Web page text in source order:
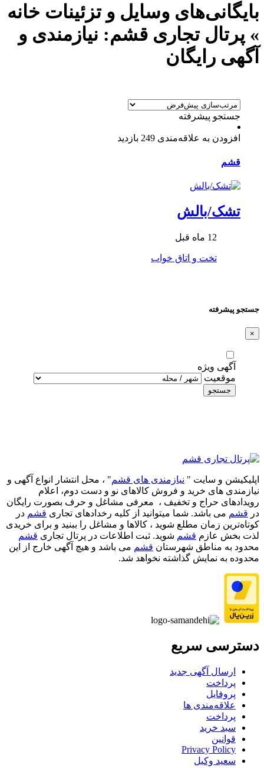
بایگانی‌های وسایل و تزئینات خانه
» پرتال تجاری قشم: نیازمندی و
آگهی رایگان
جستجو پیشرفته
افزودن به علاقه‌مندی 249 بازدید
قشم
تشک/بالش
12 ماه قبل
تخت و اتاق خواب
جستجو پیشرفته
×
آگهی ویژه
موقعیت
جستجو
اپلیکیشن و سایت " نیازمندی های قشم" ، محل انتشار انواع آگهی و
نیازمندی های خرید و فروش کالاهای نو و دست‌ دوم، اعلام
رویدادهای حراج و تخفیف ، معرفی مشاغل و حرف بصورت رایگان
در قشم می باشد. شما میتوانید از کلیه رخدادهای تجاری قشم در
کوتاه‌ترین زمان مطلع شوید ، کالاها و مشاغل را ببنید و برای خریدی
لذت بخش عازم قشم شوید. ثبت اطلاعات در پرتال تجاری قشم
محدود به مناطق شهرستان قشم می باشد و هیچ آگهی خارج از این
محدوده به نمایش گذاشته نخواهد شد.
دسترسی سریع
ارسال آگهی جدید
پرداخت
پروفایل
علاقه‌مندی ها
پرداخت
سبد خرید
قوانین
Privacy Policy
سعید وکیل